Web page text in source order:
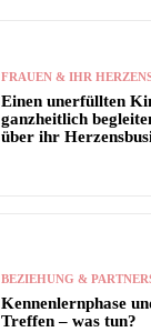
FRAUEN & IHR
Einen unerfüllten
ganzheitlich
über ihr
BEZIEHUNG &
Kennenlernphase
Treffen – was tun?